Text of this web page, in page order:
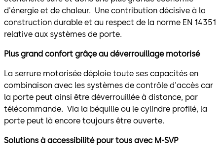
d'énergie et de chaleur. Une contribution décisive à la
construction durable et au respect de la norme EN 14351
relative aux systèmes de porte.
Plus grand confort grâçe au déverrouillage motorisé
La serrure motorisée déploie toute ses capacités en
combinaison avec les systèmes de contrôle d'accès car
la porte peut ainsi être déverrouillée à distance, par
télécommande. Via la béquille ou le cylindre profilé, la
porte peut là encore toujours être ouverte.
Solutions à accessibilité pour tous avec M-SVP